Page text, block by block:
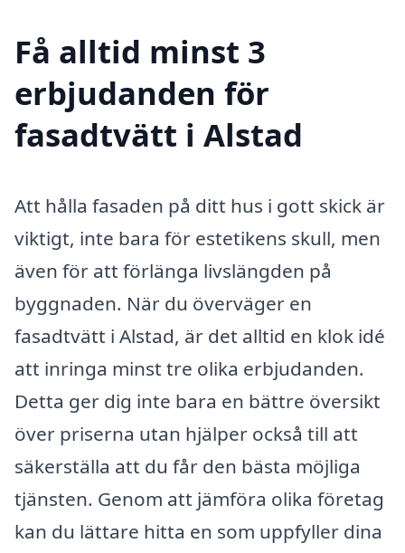
Få alltid minst 3
erbjudanden för
fasadtvätt i Alstad
Att hålla fasaden på ditt hus i gott skick är
viktigt, inte bara för estetikens skull, men
även för att förlänga livslängden på
byggnaden. När du överväger en
fasadtvätt i Alstad, är det alltid en klok idé
att inringa minst tre olika erbjudanden.
Detta ger dig inte bara en bättre översikt
över priserna utan hjälper också till att
säkerställa att du får den bästa möjliga
tjänsten. Genom att jämföra olika företag
kan du lättare hitta en som uppfyller dina